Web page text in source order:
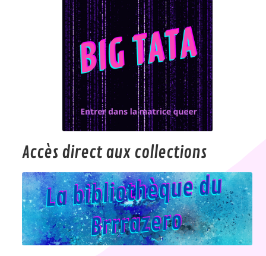
Accès direct aux collections